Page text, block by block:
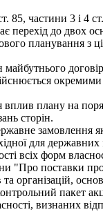
частини 3 і 4
до двох
планування з
плану на
сторін.
замовлення
для
всіх форм
"Про поставки
організацій,
пакет
визнаних